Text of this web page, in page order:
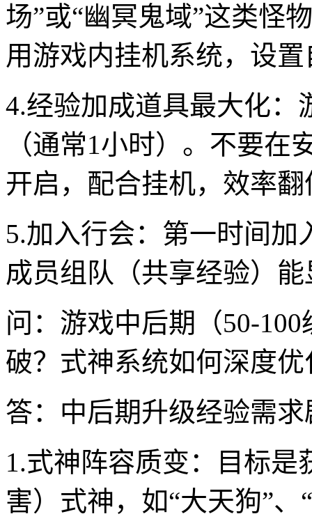
场”或“幽冥鬼域”这类怪
用游戏内挂机系统，设
4.经验加成道具最大化：
（通常1小时）。不要
开启，配合挂机，效率翻
5.加入行会：第一时间
成员组队（共享经验）
问：游戏中后期（50-
破？式神系统如何深度优
答：中后期升级经验需
1.式神阵容质变：目标
害）式神，如“大天狗”